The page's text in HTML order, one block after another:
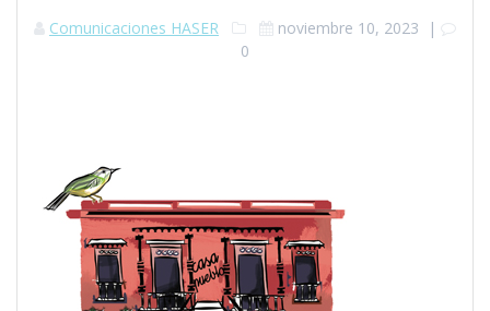
Comunicaciones HASER noviembre 10, 2023 |
0